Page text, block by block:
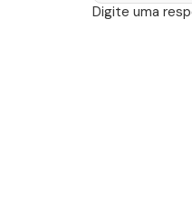
Digite uma